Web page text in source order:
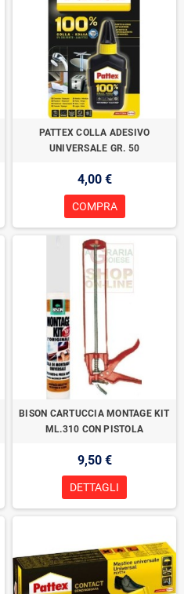
PATTEX COLLA ADESIVO
UNIVERSALE GR. 50
4,00 €
COMPRA
BISON CARTUCCIA MONTAGE KIT
ML.310 CON PISTOLA
9,50 €
DETTAGLI